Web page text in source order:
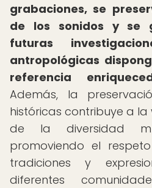
grabaciones, se
de los sonidos y se
futuras
antropológicas
referencia
Además, la
históricas contribuye a
de la diversidad
promoviendo el
tradiciones y
diferentes